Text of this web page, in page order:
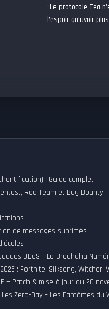
“Le protocole Tea
l’espoir qu’avoir
: Guide complet
Red Team et Bug Bounty
de messages suprimés
DDoS – Le Brouhaha
: Fortnite, Silksong, Witcher IV
— Patch & mise à jour du 20
Zero-Day – Les Fantômes du